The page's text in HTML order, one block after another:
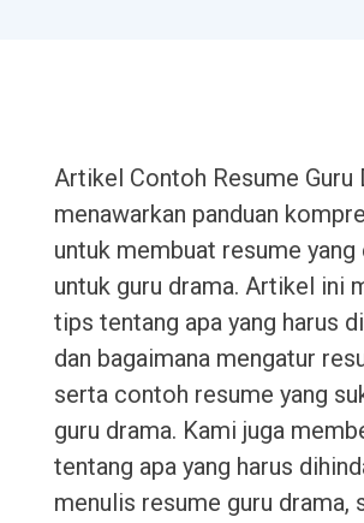
Artikel Contoh Resume Guru
menawarkan panduan
untuk membuat resume
untuk guru drama. Artikel ini
tips tentang apa yang harus
dan bagaimana mengatur
serta contoh resume yang
guru drama. Kami juga
tentang apa yang harus
menulis resume guru drama,